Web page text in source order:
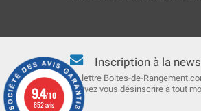
Inscription à la
La lettre Boites-de-
pouvez vous désinscrire à tout
9.4/10
652 avis